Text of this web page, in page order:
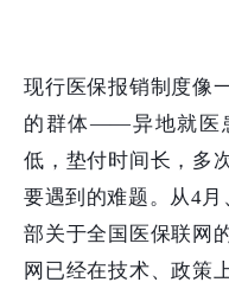
现行医保报销制度像
的群体——异地就医
低，垫付时间长，多
要遇到的难题。从4
部关于全国医保联网
网已经在技术、政策